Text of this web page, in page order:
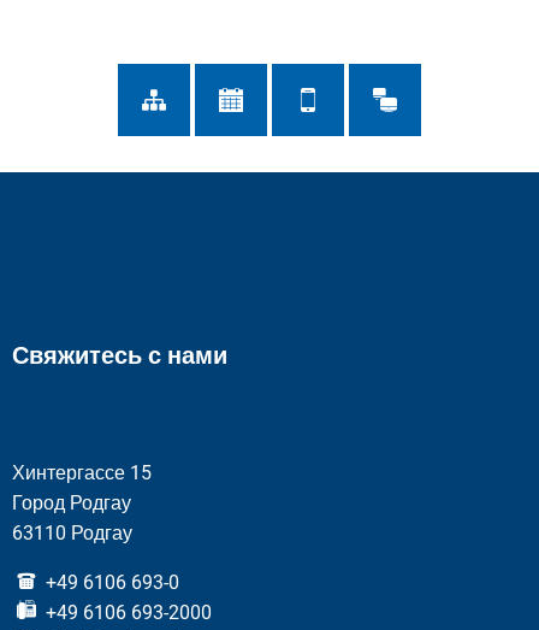
Свяжитесь с нами
Хинтергассе 15
Город Родгау
63110 Родгау
+49 6106 693-0
+49 6106 693-2000